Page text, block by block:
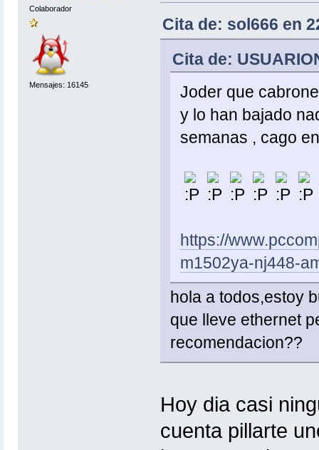
Colaborador
Mensajes: 16145
Cita de: sol666 en
Cita de:
Joder que
y lo han bajado
semanas , cago
https://
m1502ya-nj448-
hola a todos,estoy
que lleve ethernet
recomendacion??
Hoy dia casi
cuenta pillarte